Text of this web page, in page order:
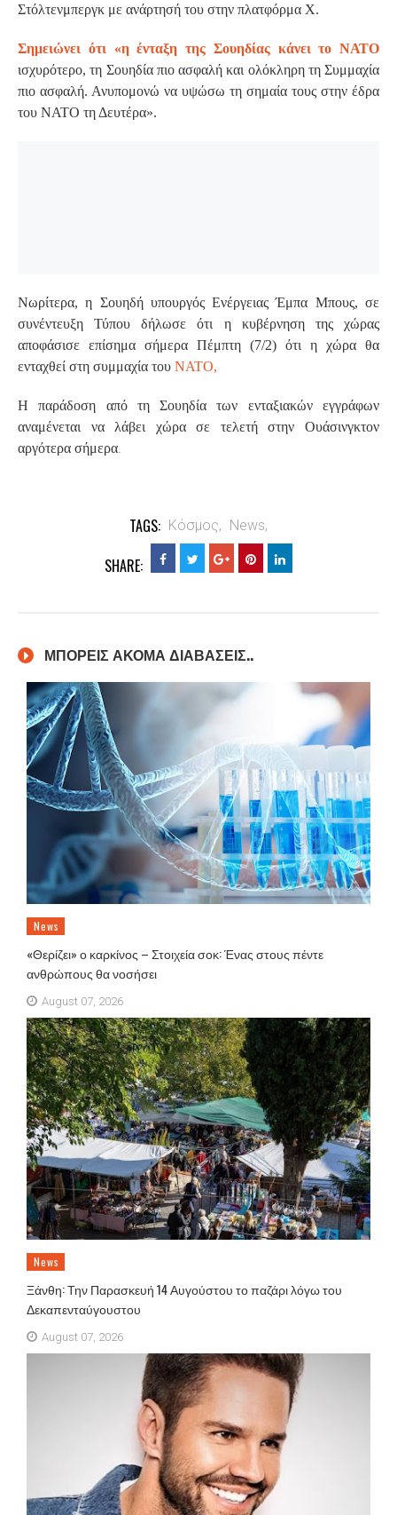
Στόλτενμπεργκ με ανάρτησή του στην πλατφόρμα Χ.
Σημειώνει ότι «η ένταξη της Σουηδίας κάνει το ΝΑΤΟ
ισχυρότερο, τη Σουηδία πιο ασφαλή και ολόκληρη τη Συμμαχία
πιο ασφαλή. Ανυπομονώ να υψώσω τη σημαία τους στην έδρα
του ΝΑΤΟ τη Δευτέρα».
Νωρίτερα, η Σουηδή υπουργός Ενέργειας Έμπα Μπους, σε
συνέντευξη Τύπου δήλωσε ότι η κυβέρνηση της χώρας
αποφάσισε επίσημα σήμερα Πέμπτη (7/2) ότι η χώρα θα
ενταχθεί στη συμμαχία του ΝΑΤΟ,
Η παράδοση από τη Σουηδία των ενταξιακών εγγράφων
αναμένεται να λάβει χώρα σε τελετή στην Ουάσινγκτον
αργότερα σήμερα.
TAGS: Κόσμος, News,
SHARE:
ΜΠΟΡΕΙΣ ΑΚΟΜΑ ΔΙΑΒΑΣΕΙΣ..
News
«Θερίζει» ο καρκίνος – Στοιχεία σοκ: Ένας στους πέντε
ανθρώπους θα νοσήσει
August 07, 2026
News
Ξάνθη: Την Παρασκευή 14 Αυγούστου το παζάρι λόγω του
Δεκαπενταύγουστου
August 07, 2026